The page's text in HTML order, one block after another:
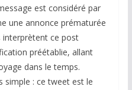
est considéré par
une annonce prématurée
interprètent ce post
préétablie, allant
dans le temps.
simple : ce tweet est le